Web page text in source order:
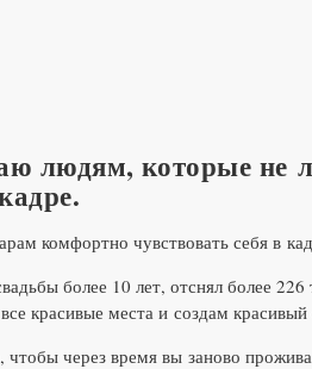
людям, которые не
комфортно чувствовать себя в
более 10 лет, отснял более
красивые места и создам
чтобы через время вы заново